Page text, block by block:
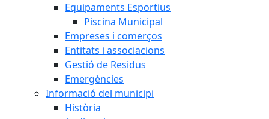
Equipaments Esportius
Piscina Municipal
Empreses i comerços
Entitats i associacions
Gestió de Residus
Emergències
Informació del municipi
Història